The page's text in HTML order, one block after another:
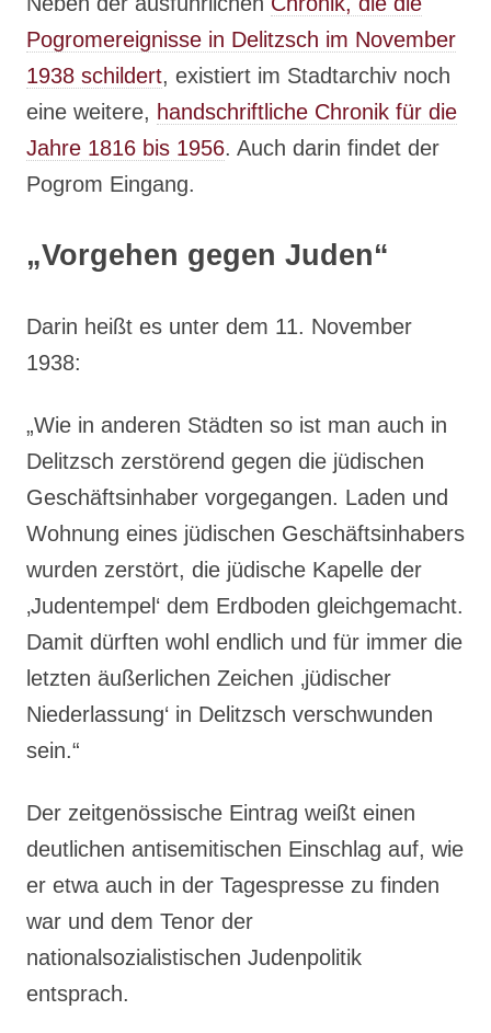
Pogromereignisse in Delitzsch im November
1938 schildert, existiert im Stadtarchiv noch
eine weitere, handschriftliche Chronik für die
Jahre 1816 bis 1956. Auch darin findet der
Pogrom Eingang.
„Vorgehen gegen Juden“
Darin heißt es unter dem 11. November
1938:
„Wie in anderen Städten so ist man auch in
Delitzsch zerstörend gegen die jüdischen
Geschäftsinhaber vorgegangen. Laden und
Wohnung eines jüdischen Geschäftsinhabers
wurden zerstört, die jüdische Kapelle der
‚Judentempel‘ dem Erdboden gleichgemacht.
Damit dürften wohl endlich und für immer die
letzten äußerlichen Zeichen ‚jüdischer
Niederlassung‘ in Delitzsch verschwunden
sein.“
Der zeitgenössische Eintrag weißt einen
deutlichen antisemitischen Einschlag auf, wie
er etwa auch in der Tagespresse zu finden
war und dem Tenor der
nationalsozialistischen Judenpolitik
entsprach.